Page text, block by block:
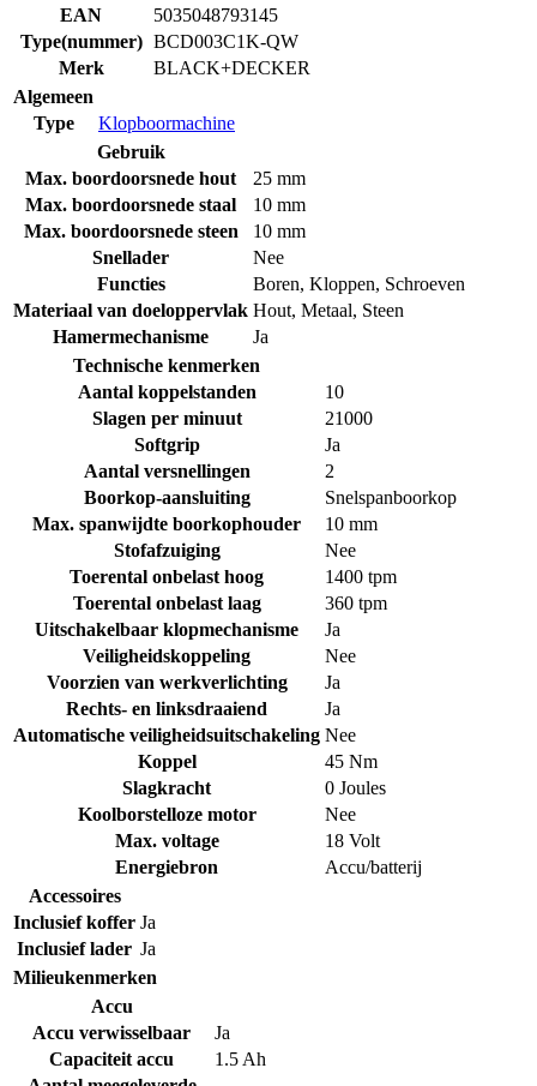
EAN
5035048793145
Type(nummer) BCD003C1K-QW
Merk
BLACK+DECKER
Algemeen
Type
Klopboormachine
Gebruik
Max. boordoorsnede hout
25 mm
Max. boordoorsnede staal
10 mm
Max. boordoorsnede steen
10 mm
Snellader
Nee
Functies
Boren, Kloppen, Schroeven
Materiaal van doeloppervlak Hout, Metaal, Steen
Hamermechanisme
Ja
Technische kenmerken
Aantal koppelstanden
10
Slagen per minuut
21000
Softgrip
Ja
Aantal versnellingen
2
Boorkop-aansluiting
Snelspanboorkop
Max. spanwijdte boorkophouder
10 mm
Stofafzuiging
Nee
Toerental onbelast hoog
1400 tpm
Toerental onbelast laag
360 tpm
Uitschakelbaar klopmechanisme
Ja
Veiligheidskoppeling
Nee
Voorzien van werkverlichting
Ja
Rechts- en linksdraaiend
Ja
Automatische veiligheidsuitschakeling Nee
Koppel
45 Nm
Slagkracht
0 Joules
Koolborstelloze motor
Nee
Max. voltage
18 Volt
Energiebron
Accu/batterij
Accessoires
Inclusief koffer Ja
Inclusief lader Ja
Milieukenmerken
Accu
Accu verwisselbaar
Ja
Capaciteit accu
1.5 Ah